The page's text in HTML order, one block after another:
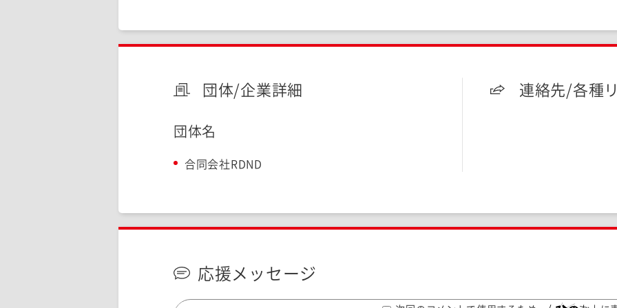
団体/企業詳細
団体名
合同会社RDND
連絡先/各種
応援メッセージ